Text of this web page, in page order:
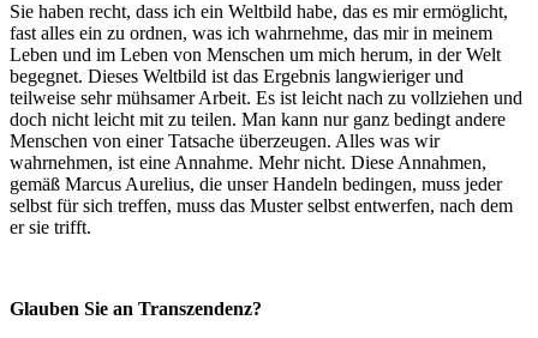
Sie haben recht, dass ich ein Weltbild habe, das es mir ermöglicht,
fast alles ein zu ordnen, was ich wahrnehme, das mir in meinem
Leben und im Leben von Menschen um mich herum, in der Welt
begegnet. Dieses Weltbild ist das Ergebnis langwieriger und
teilweise sehr mühsamer Arbeit. Es ist leicht nach zu vollziehen und
doch nicht leicht mit zu teilen. Man kann nur ganz bedingt andere
Menschen von einer Tatsache überzeugen. Alles was wir
wahrnehmen, ist eine Annahme. Mehr nicht. Diese Annahmen,
gemäß Marcus Aurelius, die unser Handeln bedingen, muss jeder
selbst für sich treffen, muss das Muster selbst entwerfen, nach dem
er sie trifft.
Glauben Sie an Transzendenz?